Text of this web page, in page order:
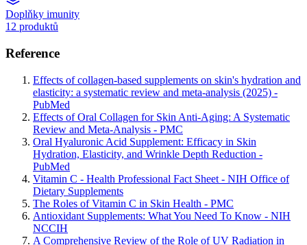
Doplňky imunity
12 produktů
Reference
Effects of collagen-based supplements on skin's hydration and
elasticity: a systematic review and meta-analysis (2025) -
PubMed
Effects of Oral Collagen for Skin Anti-Aging: A Systematic
Review and Meta-Analysis - PMC
Oral Hyaluronic Acid Supplement: Efficacy in Skin
Hydration, Elasticity, and Wrinkle Depth Reduction -
PubMed
Vitamin C - Health Professional Fact Sheet - NIH Office of
Dietary Supplements
The Roles of Vitamin C in Skin Health - PMC
Antioxidant Supplements: What You Need To Know - NIH
NCCIH
A Comprehensive Review of the Role of UV Radiation in